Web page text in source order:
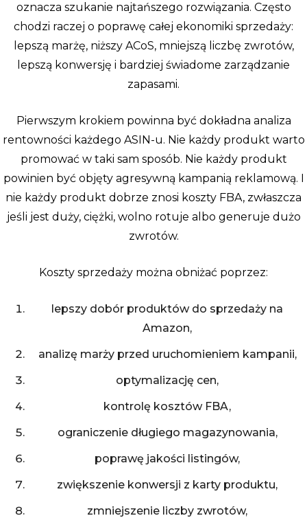
oznacza szukanie najtańszego rozwiązania. Często
chodzi raczej o poprawę całej ekonomiki sprzedaży:
lepszą marżę, niższy ACoS, mniejszą liczbę zwrotów,
lepszą konwersję i bardziej świadome zarządzanie
zapasami.
Pierwszym krokiem powinna być dokładna analiza
rentowności każdego ASIN-u. Nie każdy produkt warto
promować w taki sam sposób. Nie każdy produkt
powinien być objęty agresywną kampanią reklamową. I
nie każdy produkt dobrze znosi koszty FBA, zwłaszcza
jeśli jest duży, ciężki, wolno rotuje albo generuje dużo
zwrotów.
Koszty sprzedaży można obniżać poprzez:
lepszy dobór produktów do sprzedaży na
Amazon,
analizę marży przed uruchomieniem kampanii,
optymalizację cen,
kontrolę kosztów FBA,
ograniczenie długiego magazynowania,
poprawę jakości listingów,
zwiększenie konwersji z karty produktu,
zmniejszenie liczby zwrotów,